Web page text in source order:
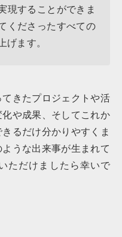
現することができま
くださったすべての
ます。
きたプロジェクトや活
や成果、そしてこれか
るだけ分かりやすくま
うな出来事が生まれて
ただけましたら幸いで